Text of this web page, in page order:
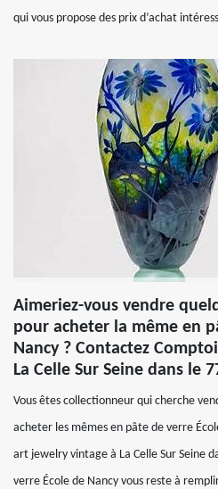
qui vous propose des prix d’achat
Aimeriez-vous vendre
pour acheter la même en
Nancy ? Contactez
La Celle Sur Seine dans le
Vous êtes collectionneur qui cherche
acheter les mêmes en pâte de verre
art jewelry vintage à La Celle Sur Seine
verre École de Nancy vous reste à